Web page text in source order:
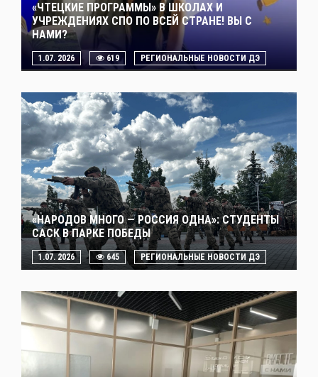
«ЧТЕЦКИЕ ПРОГРАММЫ» В ШКОЛАХ И
УЧРЕЖДЕНИЯХ СПО ПО ВСЕЙ СТРАНЕ! ВЫ С
НАМИ?
1.07. 2026 619 РЕГИОНАЛЬНЫЕ НОВОСТИ ДЭ
«НАРОДОВ МНОГО — РОССИЯ ОДНА»: СТУДЕНТЫ
САСК В ПАРКЕ ПОБЕДЫ
1.07. 2026 645 РЕГИОНАЛЬНЫЕ НОВОСТИ ДЭ